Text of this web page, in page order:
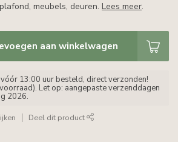
meubels, deuren. Lees meer.
aan winkelwagen
13:00 uur besteld, direct verzonden!
Let op: aangepaste verzenddagen
2026.
Deel dit product